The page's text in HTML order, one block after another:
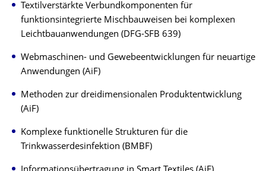
Textilverstärkte Verbundkomponenten für
funktionsintegrierte Mischbauweisen bei komplexen
Leichtbauanwendungen (DFG-SFB 639)
Webmaschinen- und Gewebeentwicklungen für neuartige
Anwendungen (AiF)
Methoden zur dreidimensionalen Produktentwicklung
(AiF)
Komplexe funktionelle Strukturen für die
Trinkwasserdesinfektion (BMBF)